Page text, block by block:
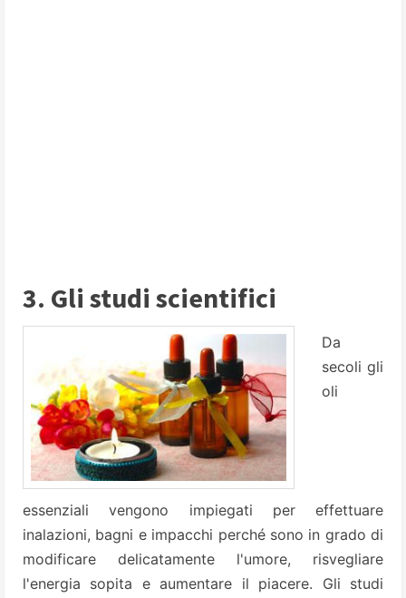
3. Gli studi scientifici
Da
secoli gli
oli
essenziali vengono impiegati per effettuare
inalazioni, bagni e impacchi perché sono in grado di
modificare delicatamente l'umore, risvegliare
l'energia sopita e aumentare il piacere. Gli studi